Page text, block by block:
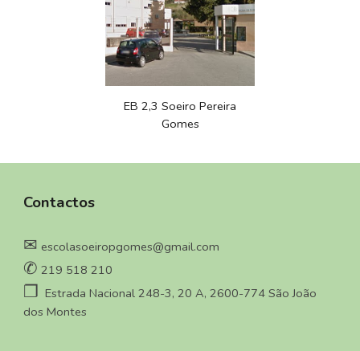
EB 2,3 Soeiro Pereira
Gomes
Contactos
✉ escolasoeiropgomes@gmail.com
✆ 219 518 210
❐ Estrada Nacional 248-3, 20 A, 2600-774 São João
dos Montes